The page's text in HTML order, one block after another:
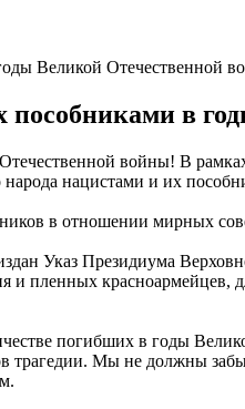
Великой Отечественной
пособниками в
В
нацистами и их
в отношении мирных
Указ Президиума
и пленных
погибших в годы
трагедии. Мы не должны